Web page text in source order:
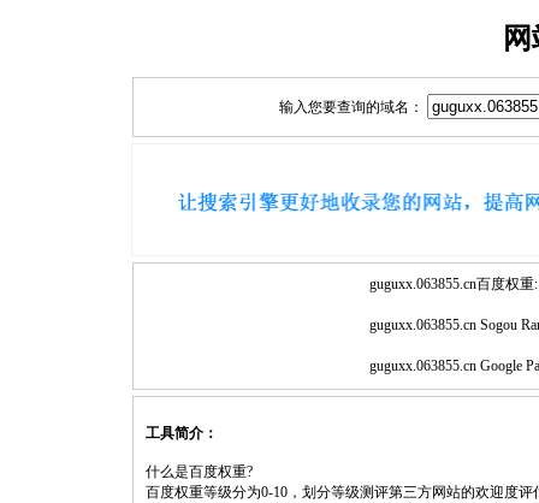
输入您要查询的域名：
guguxx.063855.cn百度权重:
guguxx.063855.cn Sogou
guguxx.063855.cn Google
工具简介：
什么是百度权重?
百度权重等级分为0-10，划分等级测评第三方网站的欢迎度